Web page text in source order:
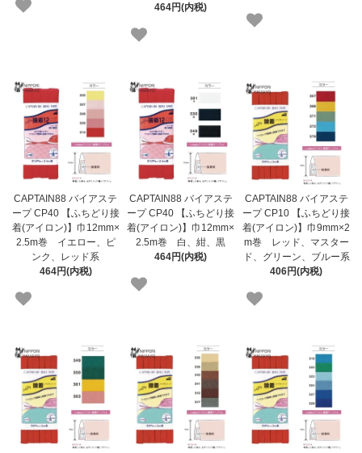
464円(内税)
CAPTAIN88 バイアステ
ープ CP40 【ふちどり接
着(アイロン)】巾12mm×
2.5m巻 イエロー、ピ
ンク、レッド系
464円(内税)
CAPTAIN88 バイアステ
ープ CP40 【ふちどり接
着(アイロン)】巾12mm×
2.5m巻 白、紺、黒
464円(内税)
CAPTAIN88 バイアステ
ープ CP10 【ふちどり接
着(アイロン)】巾9mm×2
m巻 レッド、マスター
ド、グリーン、ブルー系
406円(内税)